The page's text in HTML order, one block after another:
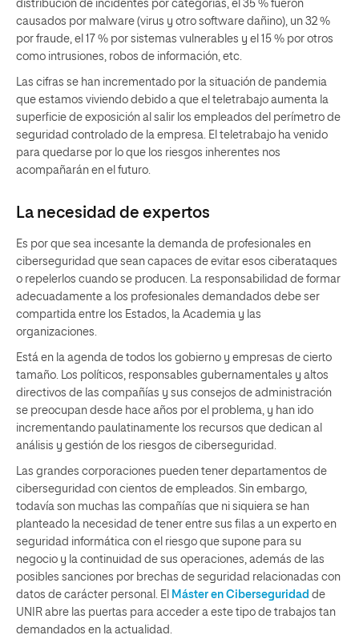
distribución de incidentes por categorías, el 35 % fueron
causados por malware (virus y otro software dañino), un 32 %
por fraude, el 17 % por sistemas vulnerables y el 15 % por otros
como intrusiones, robos de información, etc.
Las cifras se han incrementado por la situación de pandemia
que estamos viviendo debido a que el teletrabajo aumenta la
superficie de exposición al salir los empleados del perímetro de
seguridad controlado de la empresa. El teletrabajo ha venido
para quedarse por lo que los riesgos inherentes nos
acompañarán en el futuro.
La necesidad de expertos
Es por que sea incesante la demanda de profesionales en
ciberseguridad que sean capaces de evitar esos ciberataques
o repelerlos cuando se producen. La responsabilidad de formar
adecuadamente a los profesionales demandados debe ser
compartida entre los Estados, la Academia y las
organizaciones.
Está en la agenda de todos los gobierno y empresas de cierto
tamaño. Los políticos, responsables gubernamentales y altos
directivos de las compañías y sus consejos de administración
se preocupan desde hace años por el problema, y han ido
incrementando paulatinamente los recursos que dedican al
análisis y gestión de los riesgos de ciberseguridad.
Las grandes corporaciones pueden tener departamentos de
ciberseguridad con cientos de empleados. Sin embargo,
todavía son muchas las compañías que ni siquiera se han
planteado la necesidad de tener entre sus filas a un experto en
seguridad informática con el riesgo que supone para su
negocio y la continuidad de sus operaciones, además de las
posibles sanciones por brechas de seguridad relacionadas con
datos de carácter personal. El
Máster en Ciberseguridad de
UNIR abre las puertas para acceder a este tipo de trabajos tan
demandados en la actualidad.